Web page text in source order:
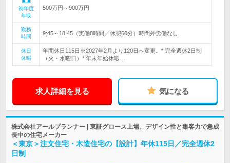
初年度
年収
500万円～900万円
勤務
時間
9:45～18:45（実働8時間／休憩60分）時間外労働なし
休日
休暇
年間休日115日※2027年2月より120日へ変更。* 完全週休2日制
（火・水曜日）* 年末年始休暇…
求人詳細を見る 気になる
株式会社アールプランナー | 東証グロース上場。デザイン性と集客力で急成
長中の住宅メーカー
＜東京＞注文住宅・木造住宅の【設計】年休115日／完全週休2
日制